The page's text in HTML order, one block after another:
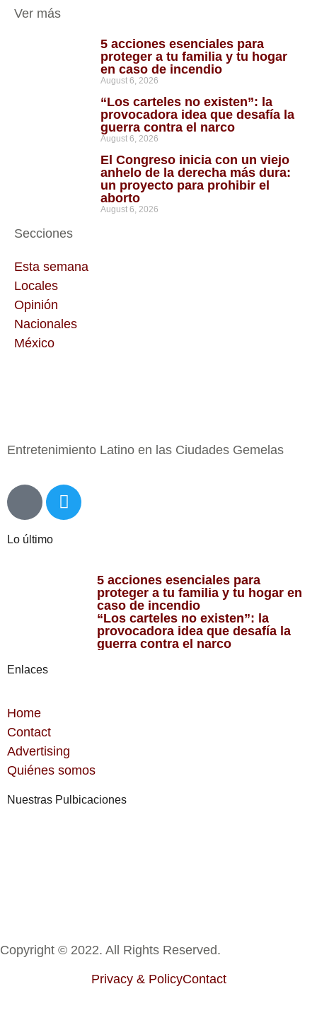
Ver más
5 acciones esenciales para
proteger a tu familia y tu hogar
en caso de incendio
August 6, 2026
“Los carteles no existen”: la
provocadora idea que desafía la
guerra contra el narco
August 6, 2026
El Congreso inicia con un viejo
anhelo de la derecha más dura:
un proyecto para prohibir el
aborto
August 6, 2026
Secciones
Esta semana
Locales
Opinión
Nacionales
México
Entretenimiento Latino en las Ciudades Gemelas
Lo último
5 acciones esenciales para
proteger a tu familia y tu hogar en
caso de incendio
“Los carteles no existen”: la
provocadora idea que desafía la
guerra contra el narco
Enlaces
Home
Contact
Advertising
Quiénes somos
Nuestras Pulbicaciones
Copyright © 2022. All Rights Reserved.
Privacy & PolicyContact